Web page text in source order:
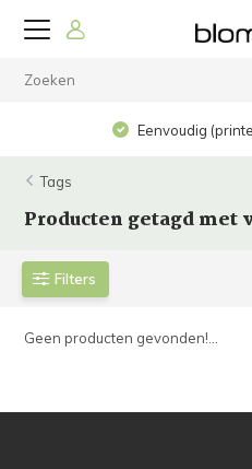
Eenvoudig
Tags
Producten getagd
Filters
Geen producten gevonden!...